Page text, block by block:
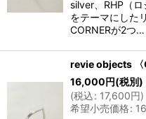
silver、RHP（ロ
をテーマにした
CORNERが2つ…
revie objects 〈
16,000円(税別)
(税込: 17,600円)
希望小売価格: